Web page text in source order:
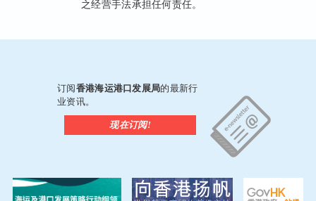
之经营手法承担任何责任。
订阅香港海运港口发展局的最新行
业资讯。
现在订阅!